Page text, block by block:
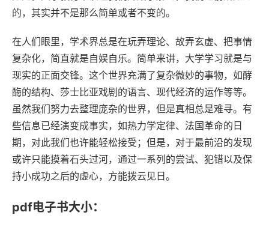
的，其实并不是那么简单或者不变的。
在人们眼里，学术界总是在玩弄理论、故弄玄虚、把事情
复杂化，简直就是自娱自乐。简单来讲，大学学习就是与
现实的正面交锋。这个世界充满了复杂微妙的事物，如酵
酶的结构、莎士比亚戏剧的语言、现代经济的运作等等。
虽然我们努力去整理庞杂的世界，但是真相总是难寻。有
些信息已经演变成事实，如热力学定律、法国革命的日
期，对此我们也许能轻松接受；但是，对于最前沿的发现
或许只能摸着石头过河，通过一系列的尝试、犯错以及保
持小成功之后的虚心，方能拨云见日。
pdf电子书大小：